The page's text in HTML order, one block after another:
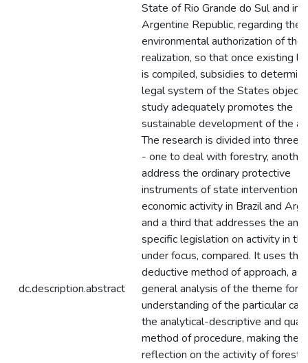
dc.description.abstract
State of Rio Grande do Sul and in
Argentine Republic, regarding the
environmental authorization of their
realization, so that once existing
is compiled, subsidies to
legal system of the States object
study adequately promotes the
sustainable development of the
The research is divided into three
- one to deal with forestry,
address the ordinary protective
instruments of state intervention in
economic activity in Brazil and
and a third that addresses the
specific legislation on activity in
under focus, compared. It uses the
deductive method of approach, as
general analysis of the theme for
understanding of the particular
the analytical-descriptive and
method of procedure, making
reflection on the activity of